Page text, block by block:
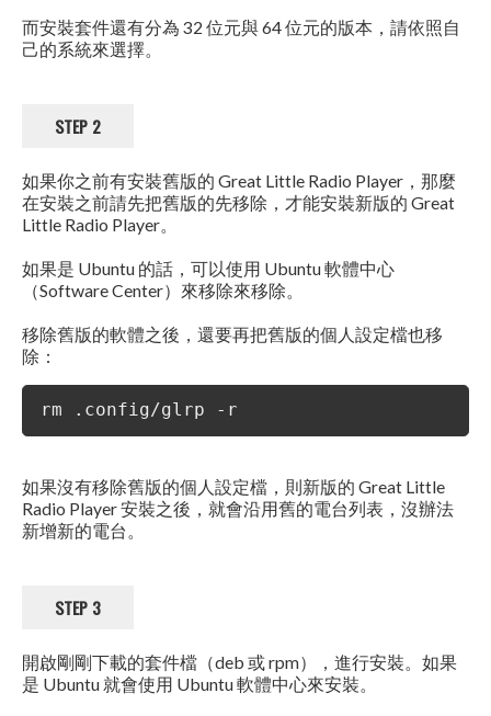
而安裝套件還有分為 32 位元與 64 位元的版本，請依照自
己的系統來選擇。
STEP 2
如果你之前有安裝舊版的 Great Little Radio Player，那麼
在安裝之前請先把舊版的先移除，才能安裝新版的 Great
Little Radio Player。
如果是 Ubuntu 的話，可以使用 Ubuntu 軟體中心
（Software Center）來移除來移除。
移除舊版的軟體之後，還要再把舊版的個人設定檔也移
除：
rm .config/glrp -r
如果沒有移除舊版的個人設定檔，則新版的 Great Little
Radio Player 安裝之後，就會沿用舊的電台列表，沒辦法
新增新的電台。
STEP 3
開啟剛剛下載的套件檔（deb 或 rpm），進行安裝。如果
是 Ubuntu 就會使用 Ubuntu 軟體中心來安裝。